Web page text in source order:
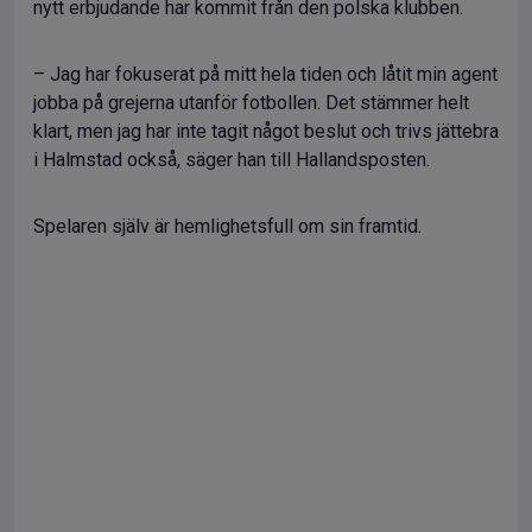
nytt erbjudande har kommit från den polska klubben.
– Jag har fokuserat på mitt hela tiden och låtit min agent
jobba på grejerna utanför fotbollen. Det stämmer helt
klart, men jag har inte tagit något beslut och trivs jättebra
i Halmstad också, säger han till Hallandsposten.
Spelaren själv är hemlighetsfull om sin framtid.